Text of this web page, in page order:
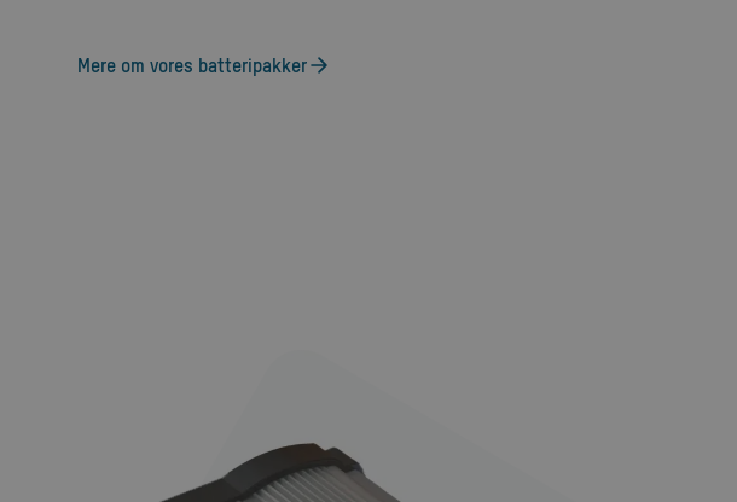
Mere om vores batteripakker